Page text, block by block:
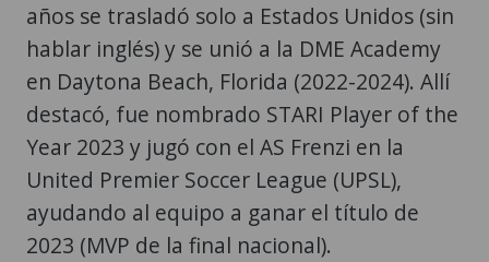
años se trasladó solo a Estados Unidos (sin
hablar inglés) y se unió a la DME Academy
en Daytona Beach, Florida (2022-2024). Allí
destacó, fue nombrado STARI Player of the
Year 2023 y jugó con el AS Frenzi en la
United Premier Soccer League (UPSL),
ayudando al equipo a ganar el título de
2023 (MVP de la final nacional).